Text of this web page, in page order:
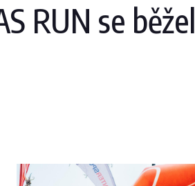
RUN se běžel